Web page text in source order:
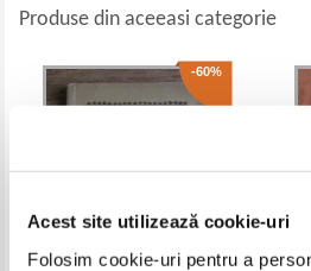
Acest site utilizează cookie-uri
Folosim cookie-uri pentru a
Produse din aceeasi categorie
-60%